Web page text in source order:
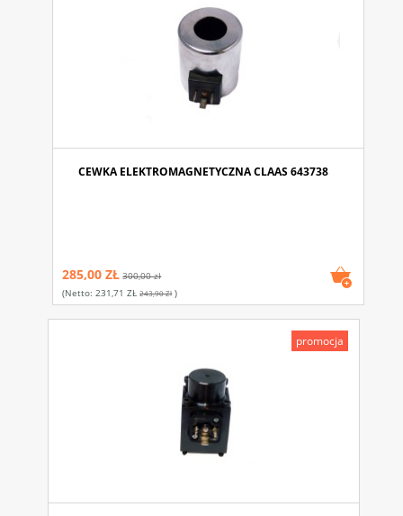
CEWKA ELEKTROMAGNETYCZNA CLAAS 643738
285,00 ZŁ 300,00 zł
(netto:231,71 ZŁ 243,90 Zł)
promocja